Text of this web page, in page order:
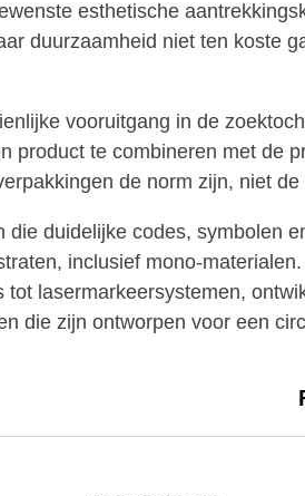
esthetische
duurzaamheid niet ten koste
vooruitgang in de
product te combineren met de
de norm zijn, niet de
duidelijke codes, symbolen
inclusief mono-
lasermarkeersystemen,
die zijn ontworpen voor een